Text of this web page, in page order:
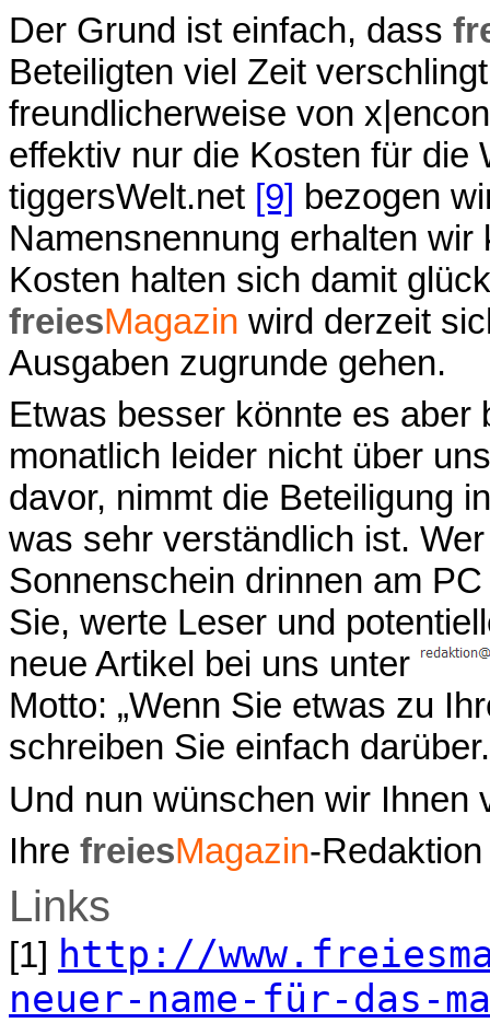
Der Grund ist einfach, dass
Beteiligten viel Zeit
freundlicherweise von
effektiv nur die Kosten für die
tiggersWelt.net [9] bezogen
Namensnennung erhalten
Kosten halten sich damit
freiesMagazin wird derzeit
Ausgaben zugrunde gehen.
Etwas besser könnte es aber
monatlich leider nicht über
davor, nimmt die Beteiligung
was sehr verständlich ist.
Sonnenschein drinnen am
Sie, werte Leser und
neue Artikel bei uns unter
Motto: „Wenn Sie etwas zu
schreiben Sie einfach
Und nun wünschen wir Ihnen
Ihre freiesMagazin-Redaktion
Links
[1] http://
neuer-name-für-das-